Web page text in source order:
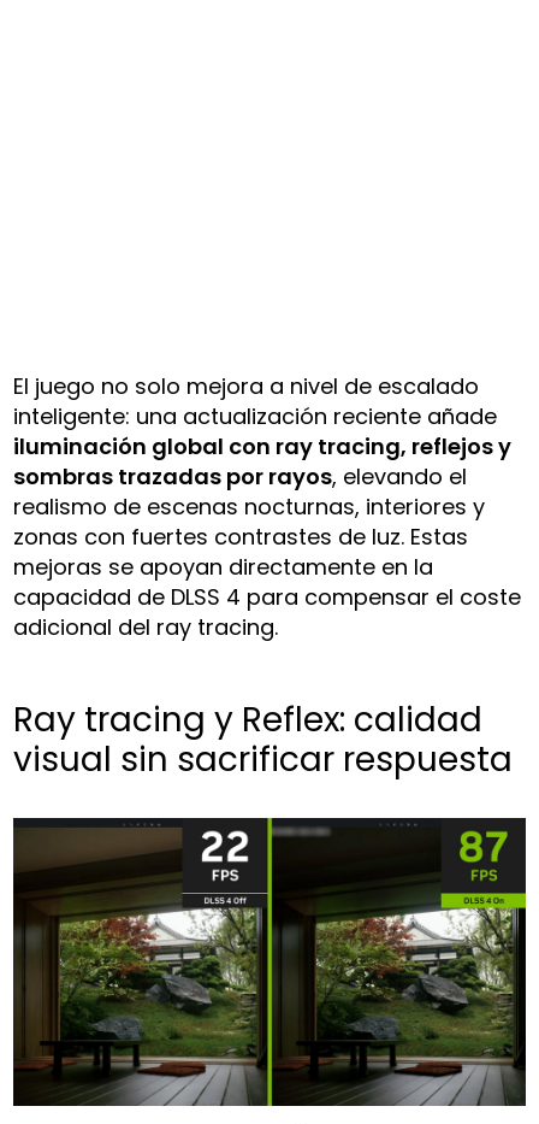
El juego no solo mejora a nivel de escalado
inteligente: una actualización reciente añade
iluminación global con ray tracing, reflejos y
sombras trazadas por rayos, elevando el
realismo de escenas nocturnas, interiores y
zonas con fuertes contrastes de luz. Estas
mejoras se apoyan directamente en la
capacidad de DLSS 4 para compensar el coste
adicional del ray tracing.
Ray tracing y Reflex: calidad
visual sin sacrificar respuesta